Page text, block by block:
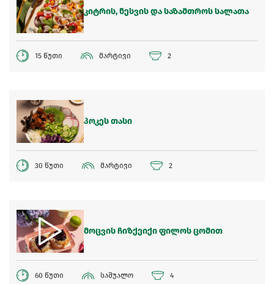
კიტრის, ნესვის და საზამთროს სალათა
15 წუთი მარტივი 2
პოკეს თასი
30 წუთი მარტივი 2
მოცვის ჩიზქეიქი ფილოს ცომით
60 წუთი საშუალო 4